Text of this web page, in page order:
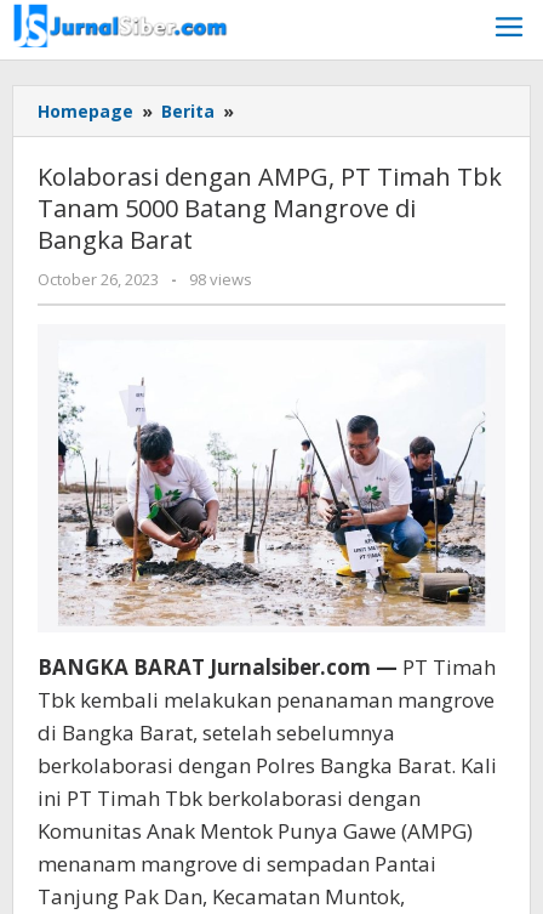
Skip
to
content
Homepage » Berita »
dengan
PT
Timah
5000
Batang
Kolaborasi dengan AMPG, PT Timah Tbk
Tanam 5000 Batang Mangrove di
Bangka Barat
October 26, 2023
by
Jurnalsiber
- 98 views
BANGKA BARAT Jurnalsiber.com — PT Timah
Tbk kembali melakukan penanaman mangrove
di Bangka Barat, setelah sebelumnya
berkolaborasi dengan Polres Bangka Barat. Kali
ini PT Timah Tbk berkolaborasi dengan
Komunitas Anak Mentok Punya Gawe (AMPG)
menanam mangrove di sempadan Pantai
Tanjung Pak Dan, Kecamatan Muntok,